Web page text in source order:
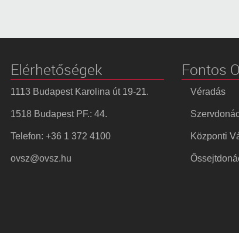
Elérhetőségek
1113 Budapest Karolina út 19-21.
1518 Budapest PF.: 44.
Telefon: +36 1 372 4100
ovsz@ovsz.hu
Fontos
Véradás
Központi